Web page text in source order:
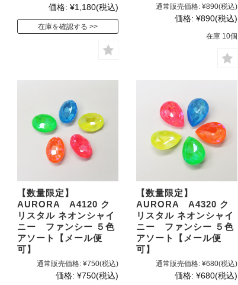
価格: ¥1,180(税込)
在庫を確認する
通常販売価格: ¥890(税込)
価格: ¥890(税込)
在庫 10個
【数量限定】
AURORA A4120 ク
リスタル ネオンシャイ
ニー ファンシー ５色
アソート【メール便
可】
通常販売価格: ¥750(税込)
価格: ¥750(税込)
【数量限定】
AURORA A4320 ク
リスタル ネオンシャイ
ニー ファンシー ５色
アソート【メール便
可】
通常販売価格: ¥680(税込)
価格: ¥680(税込)